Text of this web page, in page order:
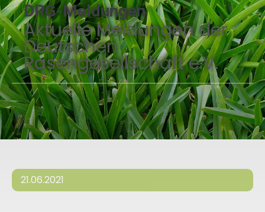
DRG-Meldungen
Aktuelle Meldungen der
Deutschen
Rasengesellschaft e.V.
21.06.2021